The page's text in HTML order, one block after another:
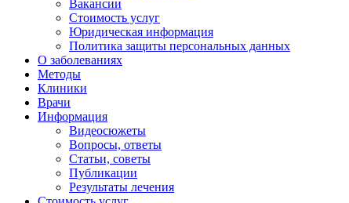
Вакансии
Стоимость услуг
Юридическая информация
Политика защиты персональных данных
О заболеваниях
Методы
Клиники
Врачи
Информация
Видеосюжеты
Вопросы, ответы
Статьи, советы
Публикации
Результаты лечения